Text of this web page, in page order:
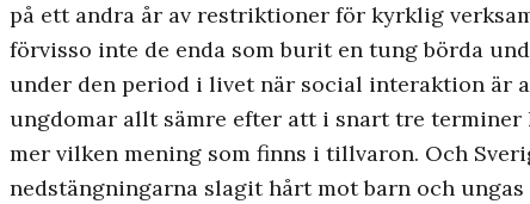
på ett andra år av restriktioner för kyrklig
förvisso inte de enda som burit en tung börda
under den period i livet när social interaktion är
ungdomar allt sämre efter att i snart tre
mer vilken mening som finns i tillvaron. Och
nedstängningarna slagit hårt mot barn och ungas